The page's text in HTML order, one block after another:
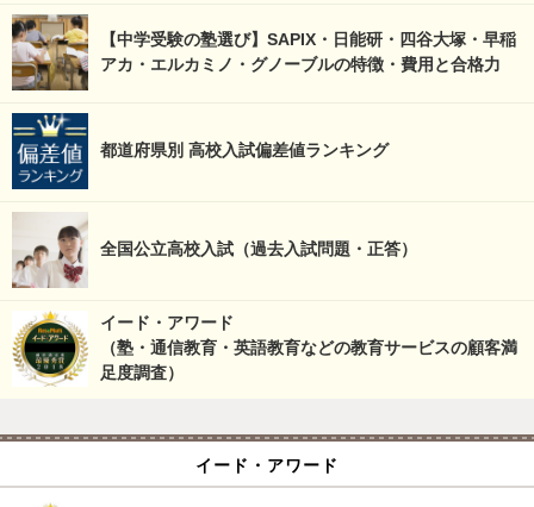
【中学受験の塾選び】SAPIX・日能研・四谷大塚・早稲
アカ・エルカミノ・グノーブルの特徴・費用と合格力
都道府県別 高校入試偏差値ランキング
全国公立高校入試（過去入試問題・正答）
イード・アワード
（塾・通信教育・英語教育などの教育サービスの顧客満
足度調査）
イード・アワード